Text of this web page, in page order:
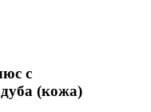
с
(кожа)